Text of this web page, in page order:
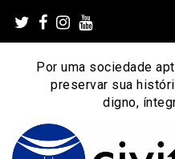
content
Por uma sociedade
preservar sua
digno,